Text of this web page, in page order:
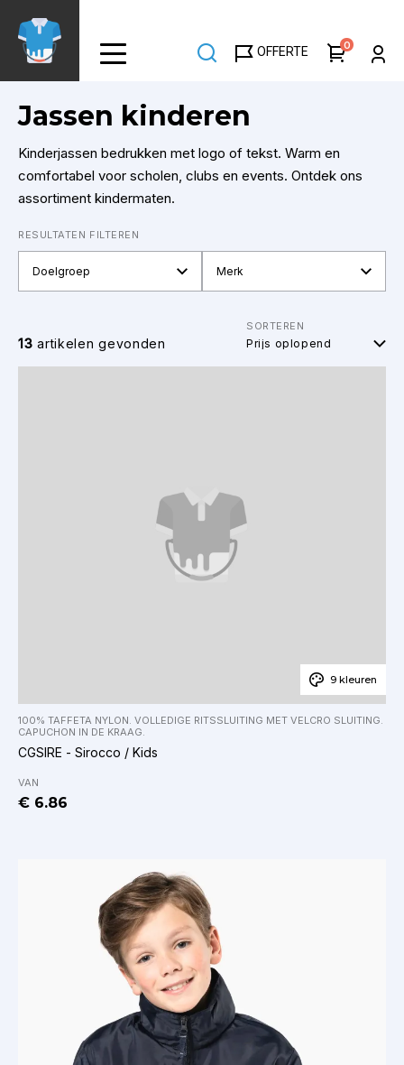
naar
gaan
OFFERTE 0
Jassen kinderen
Kinderjassen bedrukken met logo of tekst. Warm en
comfortabel voor scholen, clubs en events. Ontdek ons
assortiment kindermaten.
RESULTATEN FILTEREN
Doelgroep Merk
13 artikelen gevonden
SORTEREN
9 kleuren
100% TAFFETA NYLON. VOLLEDIGE RITSSLUITING MET VELCRO SLUITING.
CAPUCHON IN DE KRAAG.
CGSIRE - Sirocco / Kids
VAN
€ 6.86